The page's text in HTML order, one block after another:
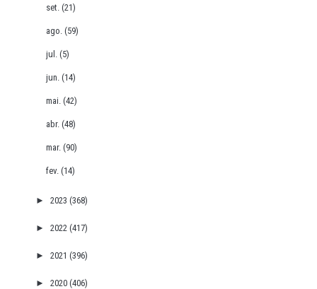
set.(21)
ago.(59)
jul.(5)
jun.(14)
mai.(42)
abr.(48)
mar.(90)
fev.(14)
► 2023 (368)
► 2022 (417)
► 2021 (396)
► 2020 (406)